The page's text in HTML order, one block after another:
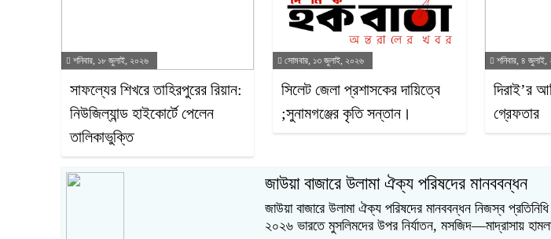
শনিবার, ১৮ জুলাই, ২০২৬
সাফল্যের শিখরে তাহিরপুরের রিয়ান:
নিউজিল্যান্ড হাইকোর্টে পেলেন
তালিকাভুক্তি
সোমবার, ১৩ জুলাই, ২০২৬
সিলেট জেলা প্রশাসকের দায়িত্বে
;সুনামগঞ্জের কৃতি সন্তান।
শনিবার, ৪
দিরাই’র
গ্রেফতার
জাউয়া বাজারে উলামা ঐক্য পরিষদের মানববন্ধন
জাউয়া বাজারে উলামা ঐক্য পরিষদের মানববন্ধন নিজস্ব
২০২৬ ভারতে মুসলিমদের উপর নির্যাতন, মসজিদ—মাদ্রাসায়